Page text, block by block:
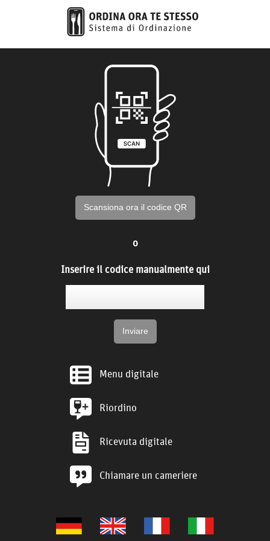
Scansiona ora il codice QR
o
Inserire il codice manualmente qui
Menu digitale
Riordino
Ricevuta digitale
Chiamare un cameriere